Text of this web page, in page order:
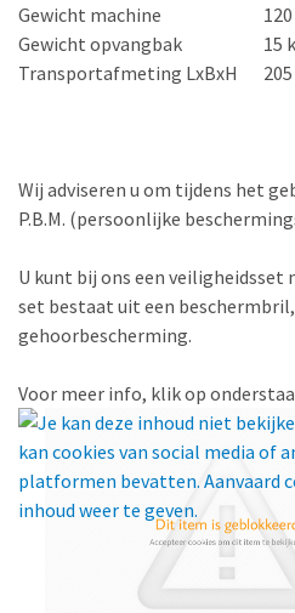
Gewicht machine
Gewicht opvangbak
15
Transportafmeting LxBxH
Wij adviseren u om tijdens het
P.B.M. (persoonlijke
U kunt bij ons een veiligheidsset
set bestaat uit een
gehoorbescherming.
Voor meer info, klik op